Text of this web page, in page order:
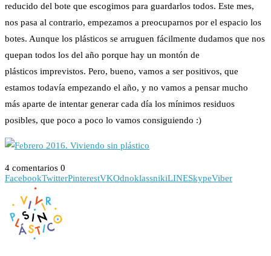
reducido del bote que escogimos para guardarlos todos. Este mes,
nos pasa al contrario, empezamos a preocuparnos por el espacio los
botes. Aunque los plásticos se arruguen fácilmente dudamos que nos
quepan todos los del año porque hay un montón de
plásticos imprevistos. Pero, bueno, vamos a ser positivos, que
estamos todavía empezando el año, y no vamos a pensar mucho
más aparte de intentar generar cada día los mínimos residuos
posibles, que poco a poco lo vamos consiguiendo :)
4 comentarios 0
FacebookTwitterPinterestVKOdnoklassnikiLINESkypeViber